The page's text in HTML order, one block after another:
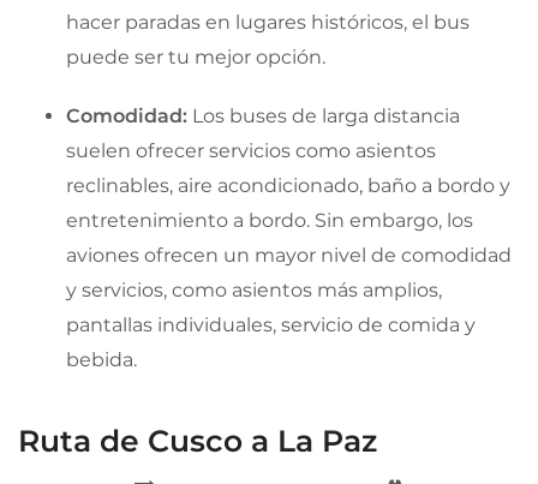
hacer paradas en lugares históricos, el bus
puede ser tu mejor opción.
Comodidad: Los buses de larga distancia
suelen ofrecer servicios como asientos
reclinables, aire acondicionado, baño a bordo y
entretenimiento a bordo. Sin embargo, los
aviones ofrecen un mayor nivel de comodidad
y servicios, como asientos más amplios,
pantallas individuales, servicio de comida y
bebida.
Ruta de Cusco a La Paz